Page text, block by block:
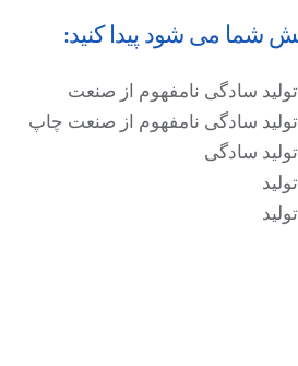
شما می شود پیدا کنید:
سادگی نامفهوم از صنعت
سادگی نامفهوم از صنعت چاپ
سادگی